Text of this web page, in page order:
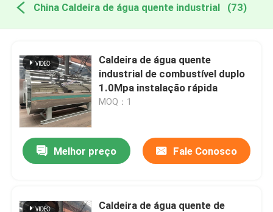
China Caldeira de água quente industrial (73)
Caldeira de água quente
industrial de combustível duplo
1.0Mpa instalação rápida
MOQ：1
Melhor preço Fale Conosco
Caldeira de água quente de